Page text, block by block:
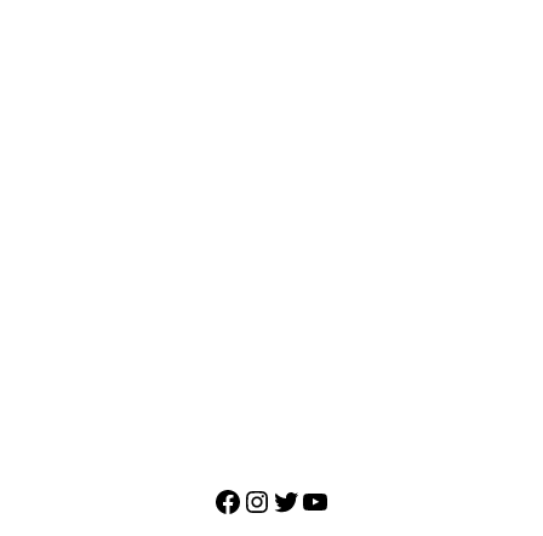
Facebook
Instagram
Twitter
YouTube